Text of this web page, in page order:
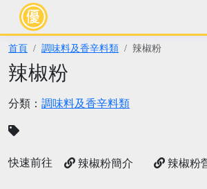
首頁 調味料及香辛料類 辣椒粉
辣椒粉
分類： 調味料及香辛料類
快速前往 辣椒粉簡介 辣椒粉